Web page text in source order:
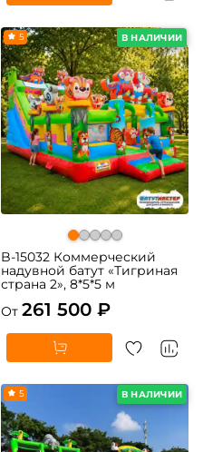
В НАЛИЧИИ
5
B-15032 Коммерческий
надувной батут «Тигриная
страна 2», 8*5*5 м
От 261 500 ₽
В НАЛИЧИИ
5